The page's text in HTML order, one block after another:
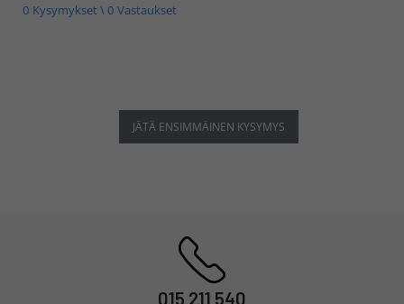
0 Kysymykset \ 0 Vastaukset
JÄTÄ ENSIMMÄINEN KYSYMYS
015 211 540